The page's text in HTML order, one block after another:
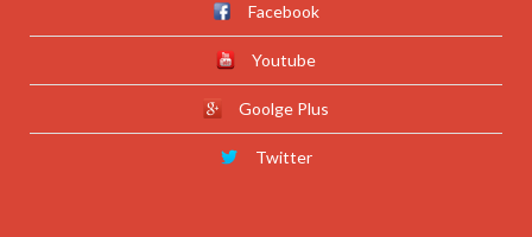
Facebook
Youtube
Goolge Plus
Twitter